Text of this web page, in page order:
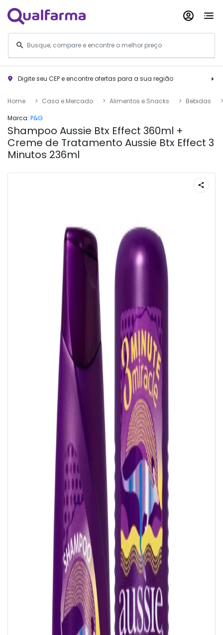
Digite seu CEP e encontre ofertas para a sua região
Home Casa e Mercado Alimentos e Snacks
Bebidas
Marca: P&G
Shampoo Aussie Btx Effect 360ml +
Creme de Tratamento Aussie Btx Effect 3
Minutos 236ml